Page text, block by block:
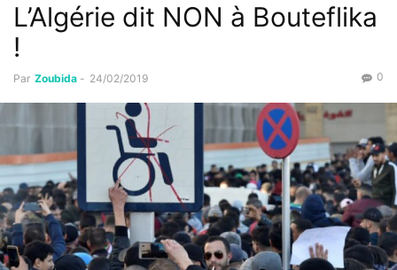
L’Algérie dit NON à Bouteflika
!
Par Zoubida - 24/02/2019 0